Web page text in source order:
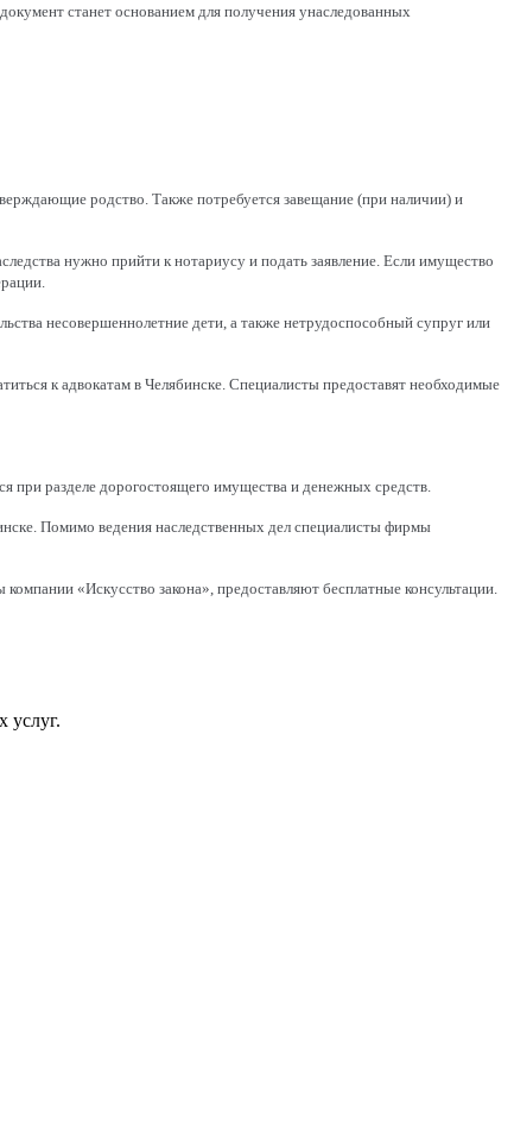
станет основанием для получения унаследованных
родство. Также потребуется завещание (при наличии) и
нужно прийти к нотариусу и подать заявление. Если имущество
несовершеннолетние дети, а также нетрудоспособный супруг или
к адвокатам в Челябинске. Специалисты предоставят необходимые
при разделе дорогостоящего имущества и денежных средств.
Помимо ведения наследственных дел специалисты фирмы
«Искусство закона», предоставляют бесплатные консультации.
услуг.